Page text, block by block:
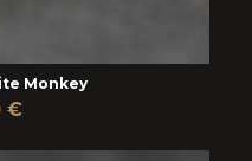
Monkey
€